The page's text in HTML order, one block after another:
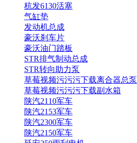
杭发6130活塞
气缸垫
发动机总成
豪沃刹车片
豪沃油门踏板
STR排气制动总成
STR转向助力泵
草莓视频污污污下载离合器总泵
草莓视频污污污下载副水箱
陕汽2110军车
陕汽2153军车
陕汽2300军车
陕汽2150军车